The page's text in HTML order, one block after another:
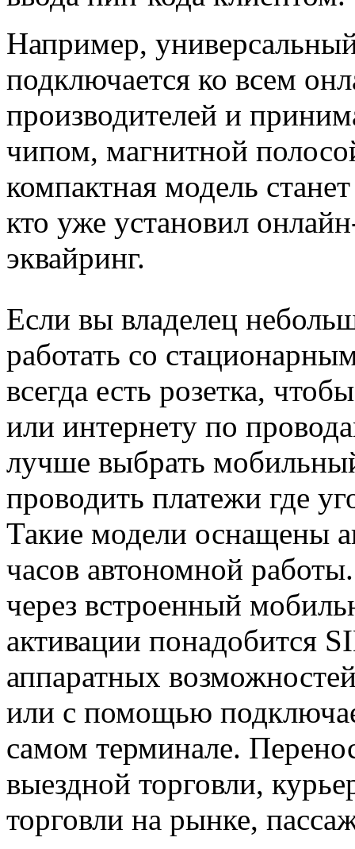
Например,
подключается ко всем
производителей и
чипом, магнитной
компактная модель
кто уже установил
эквайринг.
Если вы владелец
работать со
всегда есть розетка,
или интернету по
лучше выбрать
проводить платежи где
Такие модели оснащены
часов автономной
через встроенный
активации понадобится
аппаратных
или с помощью
самом терминале.
выездной торговли,
торговли на рынке,